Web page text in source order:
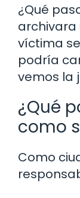
¿Qué
archivara
víctima
podría
vemos la
¿Qué
como
Como